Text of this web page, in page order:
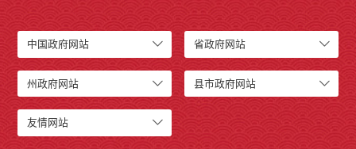
中国政府网站 省政府网站
州政府网站 县市政府网站
友情网站